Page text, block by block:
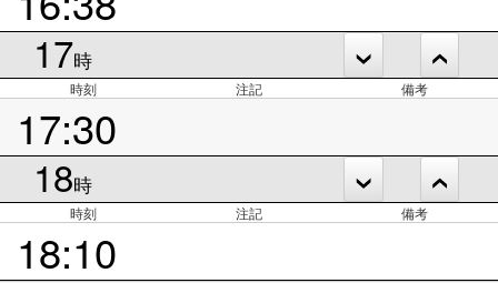
17時
時刻 注記 備考
17:30
18時
時刻 注記 備考
18:10